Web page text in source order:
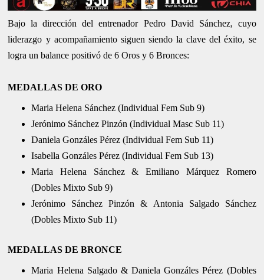
Bajo la dirección del entrenador Pedro David Sánchez, cuyo
liderazgo y acompañamiento siguen siendo la clave del éxito, se
logra un balance positivó de 6 Oros y 6 Bronces:
MEDALLAS DE ORO
Maria Helena Sánchez (Individual Fem Sub 9)
Jerónimo Sánchez Pinzón (Individual Masc Sub 11)
Daniela Gonzáles Pérez (Individual Fem Sub 11)
Isabella Gonzáles Pérez (Individual Fem Sub 13)
Maria Helena Sánchez & Emiliano Márquez Romero
(Dobles Mixto Sub 9)
Jerónimo Sánchez Pinzón & Antonia Salgado Sánchez
(Dobles Mixto Sub 11)
MEDALLAS DE BRONCE
Maria Helena Salgado & Daniela Gonzáles Pérez (Dobles